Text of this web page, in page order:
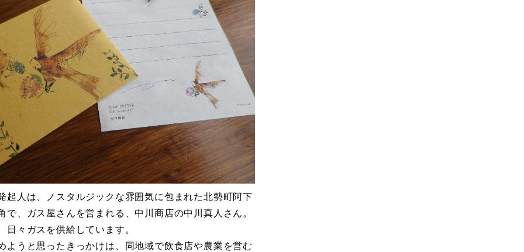
起人は、ノスタルジックな雰囲気に包まれた北勢町阿下
で、ガス屋さんを営まれる、中川商店の中川真人さん。
々ガスを供給しています。
ようと思ったきっかけは、同地域で飲食店や農業を営む